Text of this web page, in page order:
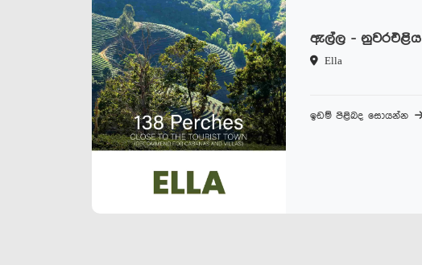
ඇල්ල - නුවරඑළිය
Ella
ඉඩම් පිළිබද සොයන්න